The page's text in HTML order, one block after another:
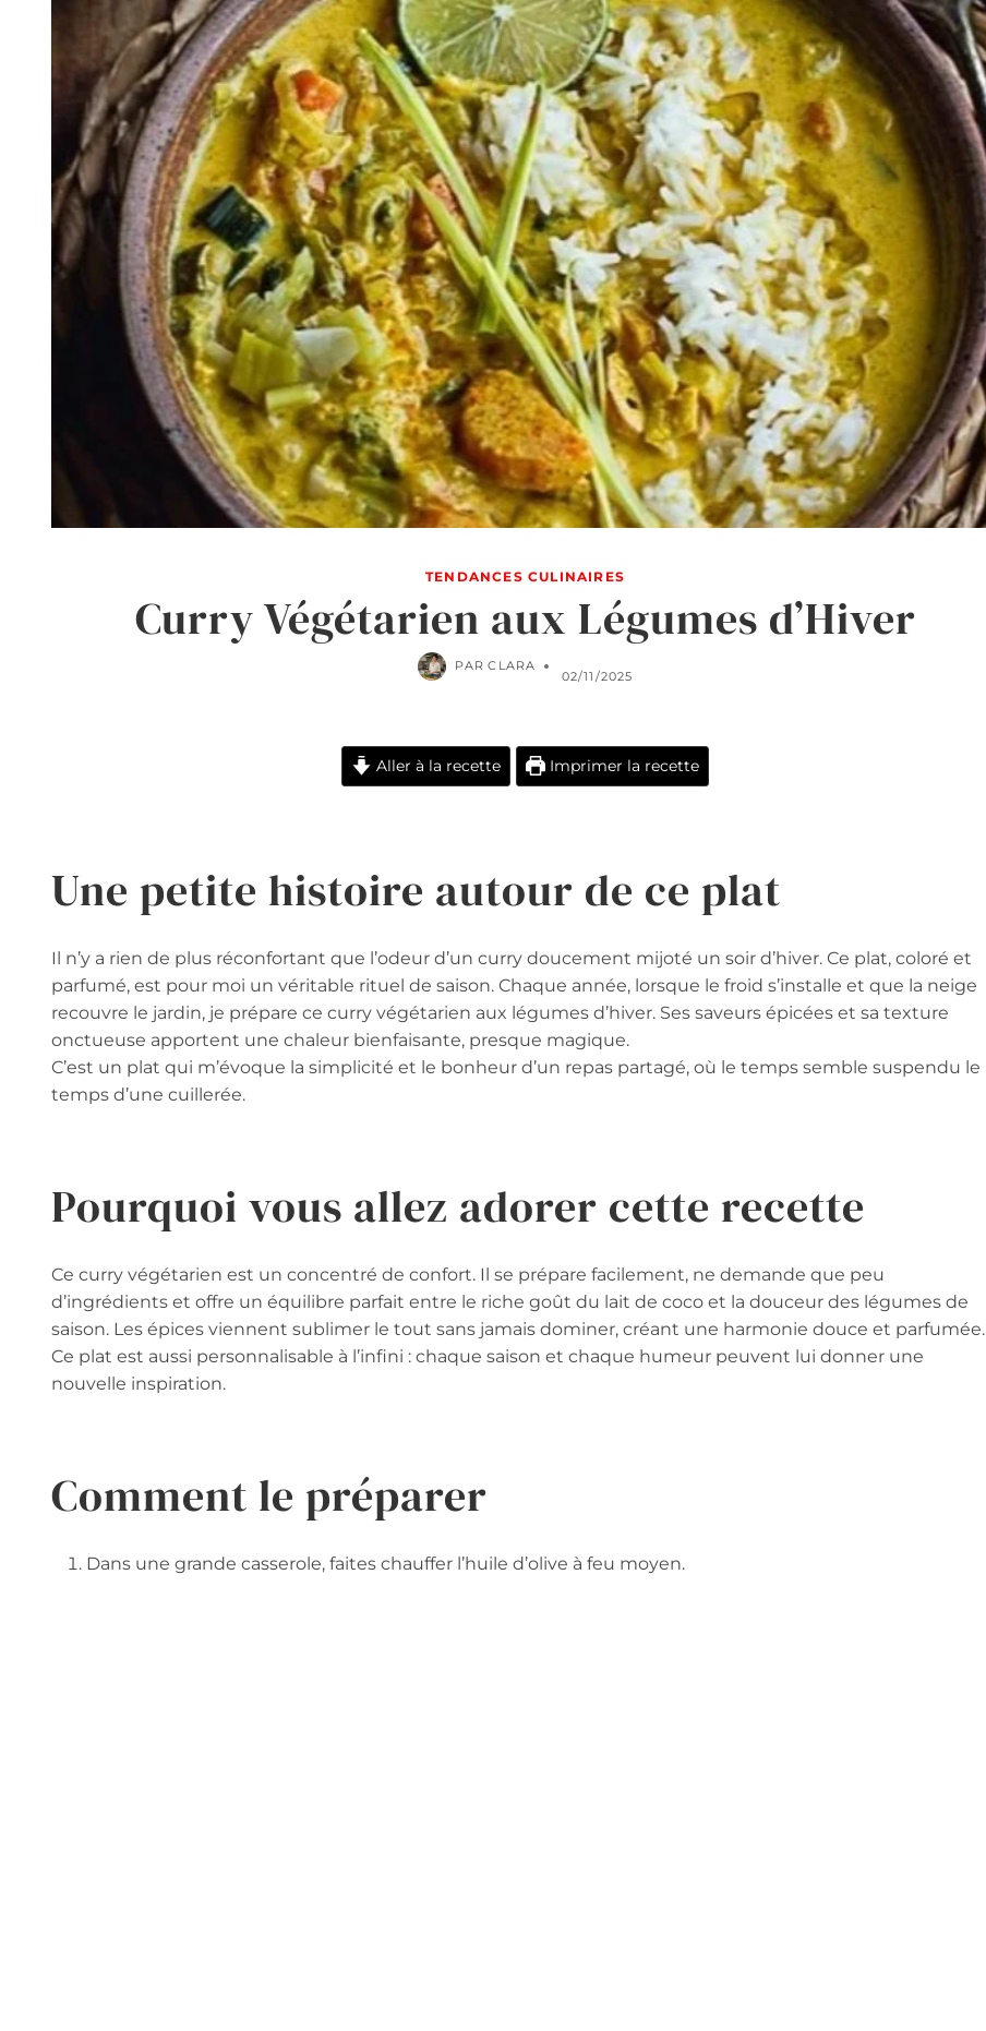
TENDANCES CULINAIRES
Curry Végétarien aux Légumes d’Hiver
PAR CLARA
02/11/2025
Aller à la recette Imprimer la recette
Une petite histoire autour de ce plat
Il n’y a rien de plus réconfortant que l’odeur d’un curry doucement mijoté un soir d’hiver. Ce plat, coloré et
parfumé, est pour moi un véritable rituel de saison. Chaque année, lorsque le froid s’installe et que la neige
recouvre le jardin, je prépare ce curry végétarien aux légumes d’hiver. Ses saveurs épicées et sa texture
onctueuse apportent une chaleur bienfaisante, presque magique.
C’est un plat qui m’évoque la simplicité et le bonheur d’un repas partagé, où le temps semble suspendu le
temps d’une cuillerée.
Pourquoi vous allez adorer cette recette
Ce curry végétarien est un concentré de confort. Il se prépare facilement, ne demande que peu
d’ingrédients et offre un équilibre parfait entre le riche goût du lait de coco et la douceur des légumes de
saison. Les épices viennent sublimer le tout sans jamais dominer, créant une harmonie douce et parfumée.
Ce plat est aussi personnalisable à l’infini : chaque saison et chaque humeur peuvent lui donner une
nouvelle inspiration.
Comment le préparer
Dans une grande casserole, faites chauffer l’huile d’olive à feu moyen.